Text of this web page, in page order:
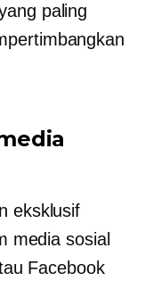
paling
eksklusif
media sosial
Facebook